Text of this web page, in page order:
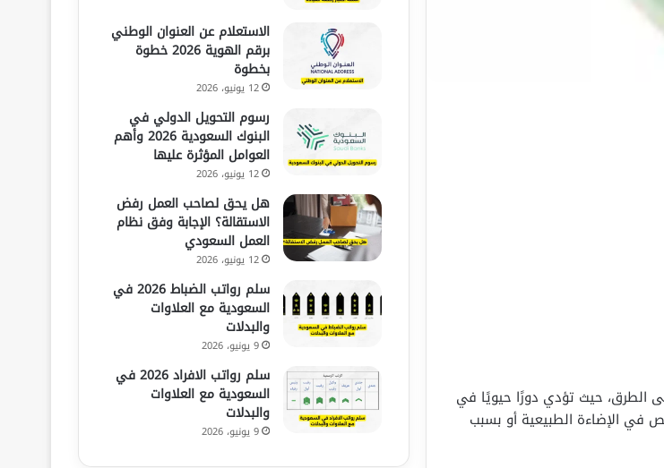
الطرق، حيث تؤدي دورًا حيويًا في
في الإضاءة الطبيعية أو بسبب
الاستعلام عن العنوان الوطني
برقم الهوية 2026 خطوة
بخطوة
12 يونيو، 2026
رسوم التحويل الدولي في
البنوك السعودية 2026 وأهم
العوامل المؤثرة عليها
12 يونيو، 2026
هل يحق لصاحب العمل رفض
الاستقالة؟ الإجابة وفق نظام
العمل السعودي
12 يونيو، 2026
سلم رواتب الضباط 2026 في
السعودية مع العلاوات
والبدلات
9 يونيو، 2026
سلم رواتب الافراد 2026 في
السعودية مع العلاوات
والبدلات
9 يونيو، 2026